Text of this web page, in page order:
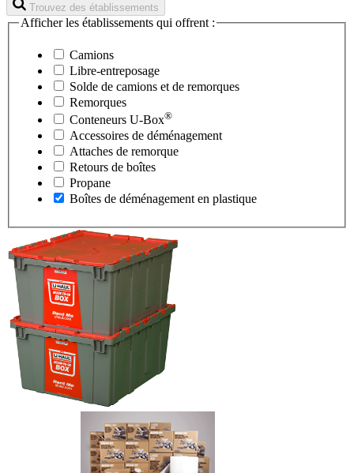
Trouvez des établissements
Afficher les établissements qui offrent :
Camions
Libre-entreposage
Solde de camions et de remorques
Remorques
Conteneurs U-Box®
Accessoires de déménagement
Attaches de remorque
Retours de boîtes
Propane
Boîtes de déménagement en plastique